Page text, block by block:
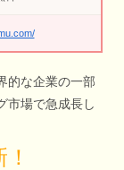
的な企業の一部
市場で急成長し